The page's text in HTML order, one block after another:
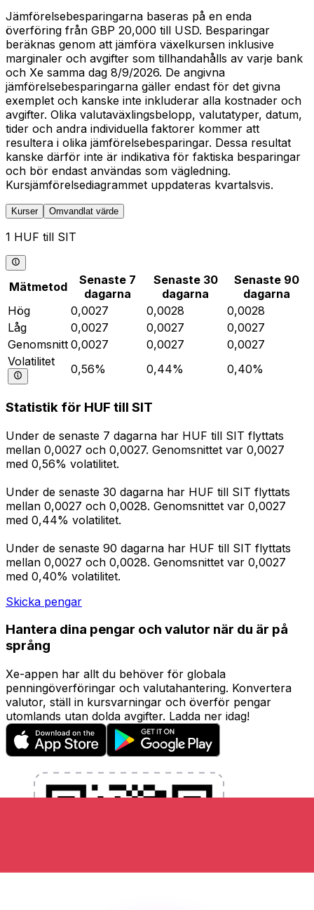
Jämförelsebesparingarna baseras på en enda
överföring från GBP 20,000 till USD. Besparingar
beräknas genom att jämföra växelkursen inklusive
marginaler och avgifter som tillhandahålls av varje bank
och Xe samma dag 8/9/2026. De angivna
jämförelsebesparingarna gäller endast för det givna
exemplet och kanske inte inkluderar alla kostnader och
avgifter. Olika valutaväxlingsbelopp, valutatyper, datum,
tider och andra individuella faktorer kommer att
resultera i olika jämförelsebesparingar. Dessa resultat
kanske därför inte är indikativa för faktiska besparingar
och bör endast användas som vägledning.
Kursjämförelsediagrammet uppdateras kvartalsvis.
Kurser Omvandlat värde
1 HUF till SIT
Mätmetod
Senaste 7
dagarna
Senaste 30
dagarna
Senaste 90
dagarna
Hög
0,0027 0,0028
0,0028
Låg
0,0027 0,0027
0,0027
Genomsnitt 0,0027 0,0027
0,0027
Volatilitet
0,56% 0,44% 0,40%
Statistik för HUF till SIT
Under de senaste 7 dagarna har HUF till SIT flyttats
mellan 0,0027 och 0,0027. Genomsnittet var 0,0027
med 0,56% volatilitet.
Under de senaste 30 dagarna har HUF till SIT flyttats
mellan 0,0027 och 0,0028. Genomsnittet var 0,0027
med 0,44% volatilitet.
Under de senaste 90 dagarna har HUF till SIT flyttats
mellan 0,0027 och 0,0028. Genomsnittet var 0,0027
med 0,40% volatilitet.
Skicka pengar
Hantera dina pengar och valutor när du är på
språng
Xe-appen har allt du behöver för globala
penningöverföringar och valutahantering. Konvertera
valutor, ställ in kursvarningar och överför pengar
utomlands utan dolda avgifter. Ladda ner idag!